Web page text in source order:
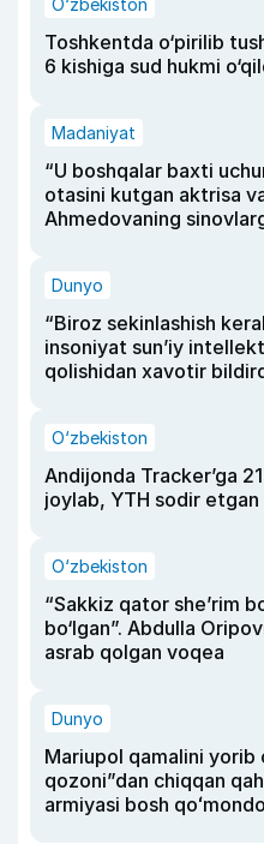
O‘zbekiston
Toshkentda o‘pirilib
6 kishiga sud hukmi
Madaniyat
“U boshqalar baxti
otasini kutgan aktrisa
Ahmedovaning
Dunyo
“Biroz sekinlashish
insoniyat sun’iy
qolishidan xavotir
O‘zbekiston
Andijonda Tracker’ga
joylab, YTH sodir etgan
O‘zbekiston
“Sakkiz qator she’rim
bo‘lgan”. Abdulla
asrab qolgan voqea
Dunyo
Mariupol qamalini yorib
qozoni”dan chiqqan
armiyasi bosh